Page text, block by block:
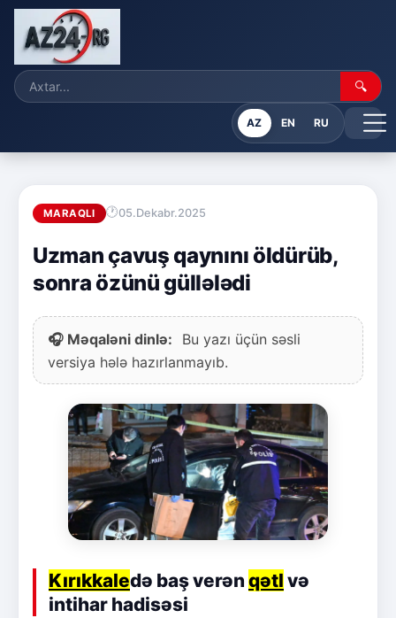
🔍
AZ EN RU
MARAQLI 05.Dekabr.2025
Uzman çavuş qaynını öldürüb,
sonra özünü güllələdi
🎧 Məqaləni dinlə:
Bu yazı üçün səsli
versiya hələ hazırlanmayıb.
Kırıkkaledə baş verən qətl və
intihar hadisəsi